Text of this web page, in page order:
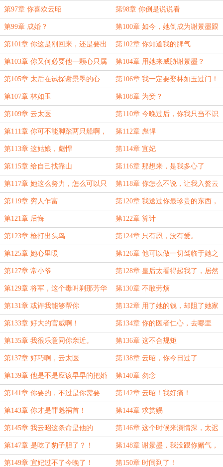
子一般不成？！
第97章 你喜欢云昭 第98章 你倒是说说看
第99章 成婚？ 第100章 如今，她倒成为谢景墨跟
他白月光心里的一根
第101章 你这是刚回来，还是要出
去？
第102章 你知道我的脾气
第103章 你又何必要他一颗心只属
于你？
第104章 用她来威胁谢景墨？
第105章 太后在试探谢景墨的心
意。
第106章 我一定要娶林如玉过门！
第107章 林如玉 第108章 为妾？
第109章 云太医 第110章 今晚过后，你我只当不识
第111章 你可不能脚踏两只船啊，
将军！
第112章 彪悍
第113章 这姑娘，彪悍 第114章 宜妃
第115章 给自己找靠山 第116章 那想来，是我多心了
第117章 她这么努力，怎么可以只
为做个妾？
第118章 你怎么不说，让我入赘云
家？
第119章 穷人乍富 第120章 我送过你最珍贵的东西，
是你不懂
第121章 后悔 第122章 算计
第123章 枪打出头鸟 第124章 只有恩，没有爱。
第125章 她心里暖 第126章 他可以做一切驾临于她之
上的事。
第127章 常小爷 第128章 皇后太看得起我了，居然
对我用了刹那芳华
第129章 将军，这个毒叫刹那芳华 第130章 不敢劳烦
第131章 或许我能够帮你 第132章 用了她的钱，却阻了她家
人离开的路！
第133章 好大的官威啊！ 第134章 你的医者仁心，去哪里
了？
第135章 我很乐意同你亲近。 第136章 这不合规矩
第137章 好巧啊，云太医 第138章 云昭，你今日过了
第139章 他是不是应该早早的把婚
事定下来了。
第140章 勿念
第141章 你要的，不过是你需要
的，从来都不是云昭
第142章 云昭！我好痛！
第143章 你才是罪魁祸首！ 第144章 求赏赐
第145章 我云昭这条命是他的 第146章 这个时候来演情深，太迟
了吧？！
第147章 是吃了豹子胆了？！ 第148章 谢景墨，我没跟你赌气，
你知道的
第149章 宜妃过不了今晚了！ 第150章 时间到了！